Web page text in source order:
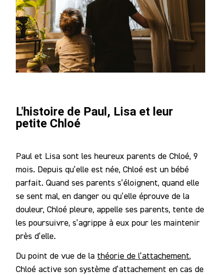
L'histoire de Paul, Lisa et leur
petite Chloé
Paul et Lisa sont les heureux parents de Chloé, 9
mois. Depuis qu’elle est née, Chloé est un bébé
parfait. Quand ses parents s’éloignent, quand elle
se sent mal, en danger ou qu’elle éprouve de la
douleur, Chloé pleure, appelle ses parents, tente de
les poursuivre, s’agrippe à eux pour les maintenir
près d’elle.
Du point de vue de la théorie de l’attachement,
Chloé active son système d’attachement en cas de